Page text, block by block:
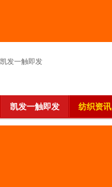
凯发一触即发
凯发一触即发 纺织资讯